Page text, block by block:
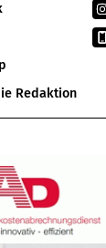
Redaktion